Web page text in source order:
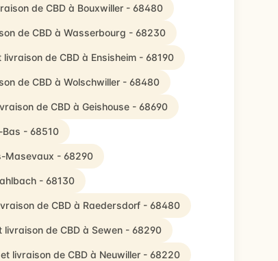
de CBD à Bouxwiller - 68480
de CBD à Wasserbourg - 68230
livraison de CBD à Ensisheim - 68190
de CBD à Wolschwiller - 68480
de CBD à Geishouse - 68690
- 68510
Masevaux - 68290
- 68130
de CBD à Raedersdorf - 68480
livraison de CBD à Sewen - 68290
livraison de CBD à Neuwiller - 68220